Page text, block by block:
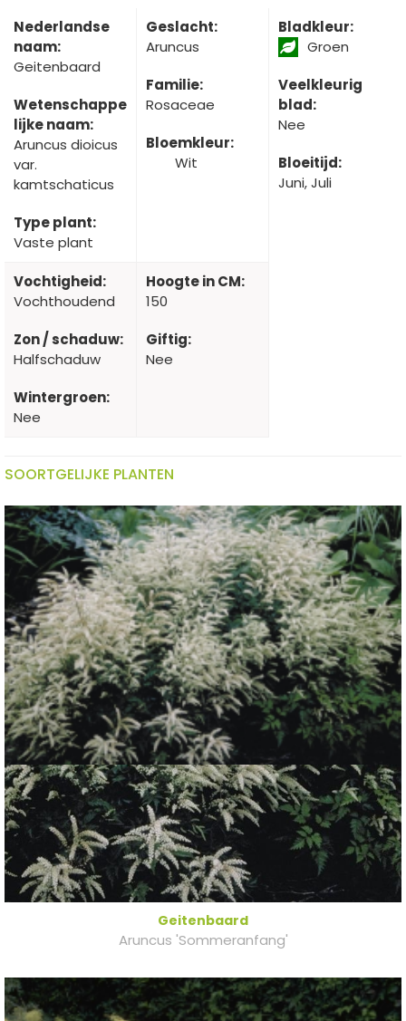
Nederlandse
naam:
Geitenbaard
Wetenschappe
lijke naam:
Aruncus dioicus
var.
kamtschaticus
Type plant:
Vaste plant
Geslacht:
Aruncus
Familie:
Rosaceae
Bloemkleur:
Wit
Bladkleur:
Groen
Veelkleurig
blad:
Nee
Bloeitijd:
Juni, Juli
Vochtigheid:
Vochthoudend
Zon / schaduw:
Halfschaduw
Wintergroen:
Nee
Hoogte in CM:
150
Giftig:
Nee
SOORTGELIJKE PLANTEN
Geitenbaard
Aruncus 'Sommeranfang'